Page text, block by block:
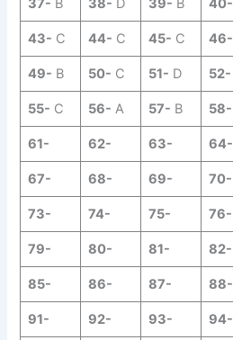
37- B 38- D 39- B 40-
43- C 44- C 45- C 46-
49- B 50- C 51- D 52-
55- C 56- A 57- B 58-
61- 62- 63- 64-
67- 68- 69- 70-
73- 74- 75- 76-
79- 80- 81- 82-
85- 86- 87- 88-
91- 92- 93- 94-